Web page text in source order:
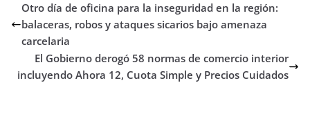
Otro día de oficina para la inseguridad en la región:
balaceras, robos y ataques sicarios bajo amenaza
carcelaria
El Gobierno derogó 58 normas de comercio interior
incluyendo Ahora 12, Cuota Simple y Precios Cuidados